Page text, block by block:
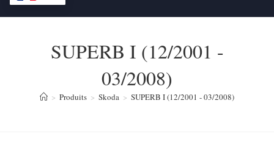
SUPERB I (12/2001 -
03/2008)
> Produits > Skoda > SUPERB I (12/2001 - 03/2008)